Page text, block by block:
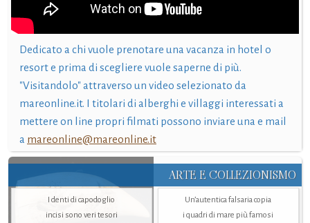
Dedicato a chi vuole prenotare una vacanza in hotel o
resort e prima di scegliere vuole saperne di più.
"Visitandolo" attraverso un video selezionato da
mareonline.it. I titolari di alberghi e villaggi interessati a
mettere on line propri filmati possono inviare una e mail
a mareonline@mareonline.it
ARTE E COLLEZIONISMO
I denti di capodoglio
incisi sono veri tesori
Un’autentica falsaria copia
i quadri di mare più famosi